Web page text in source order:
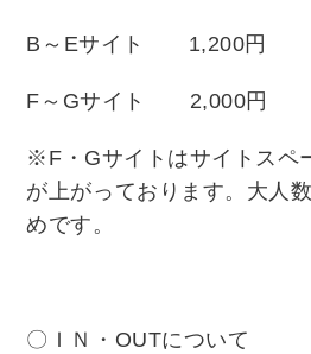
B ～ Eサイト 1,200円
F ～ Gサイト 2,000円
※ F ・ Gサイトはサイトスペ
が上がっております。大人
めです。
〇ＩＮ・ OUTについて